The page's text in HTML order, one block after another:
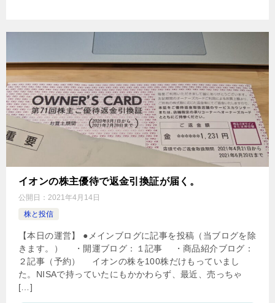
イオンの株主優待で返金引換証が届く。
公開日： 2021年4月14日
株と投信
【本日の運営】 ●メインブログに記事を投稿（当ブログを除
きます。） ・開運ブログ：１記事 ・商品紹介ブログ：
２記事（予約） イオンの株を100株だけもっていまし
た。NISAで持っていたにもかかわらず、最近、売っちゃ
[…]